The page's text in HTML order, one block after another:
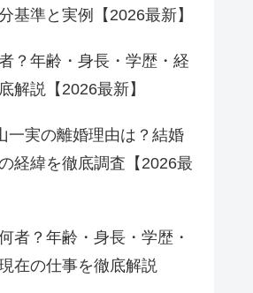
基準と実例【2026最新】
？年齢・身長・学歴・経
解説【2026最新】
一実の離婚理由は？結婚
経緯を徹底調査【2026最
者？年齢・身長・学歴・
在の仕事を徹底解説